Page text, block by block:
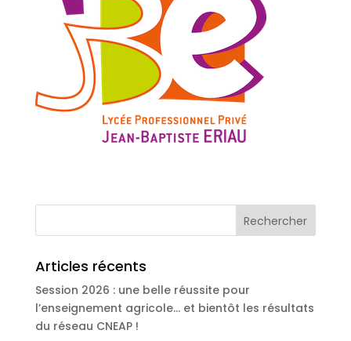
Articles récents
Session 2026 : une belle réussite pour
l’enseignement agricole… et bientôt les résultats
du réseau CNEAP !